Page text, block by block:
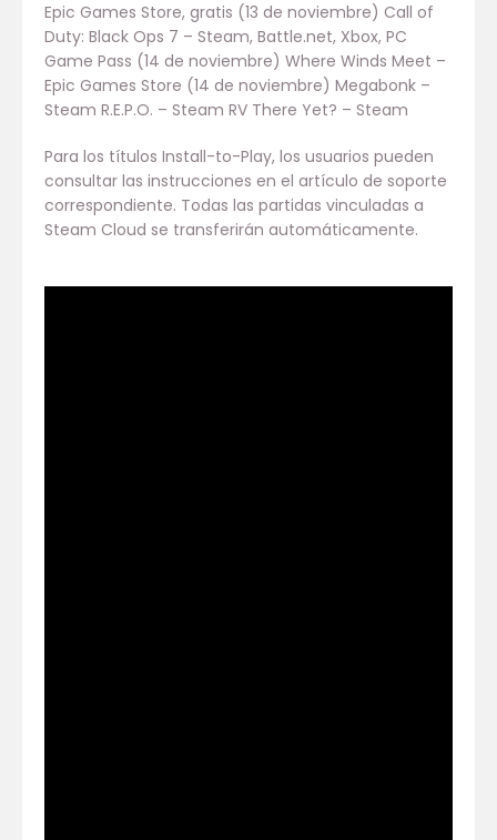
Epic Games Store, gratis (13 de noviembre) Call of
Duty: Black Ops 7 – Steam, Battle.net, Xbox, PC
Game Pass (14 de noviembre) Where Winds Meet –
Epic Games Store (14 de noviembre) Megabonk –
Steam R.E.P.O. – Steam RV There Yet? – Steam
Para los títulos Install-to-Play, los usuarios pueden
consultar las instrucciones en el artículo de soporte
correspondiente. Todas las partidas vinculadas a
Steam Cloud se transferirán automáticamente.